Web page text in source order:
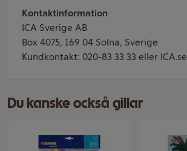
Kontaktinformation
ICA Sverige AB
Box 4075, 169 04 Solna, Sverige
Kundkontakt: 020-83 33 33 eller ICA.se
Du kanske också gillar